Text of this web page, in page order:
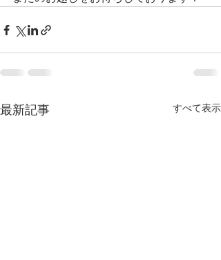
最新記事 すべて表示